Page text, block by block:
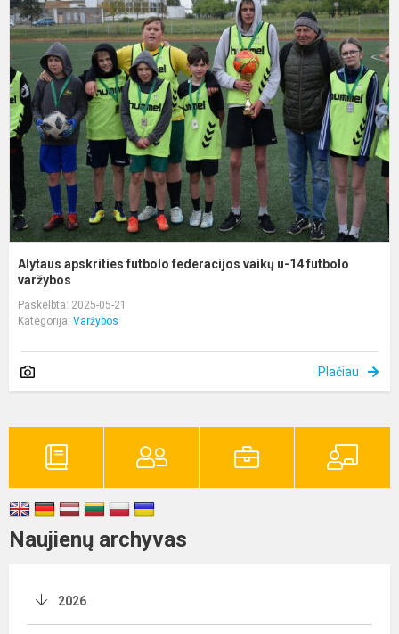
Alytaus apskrities futbolo federacijos vaikų u-14 futbolo
varžybos
Paskelbta: 2025-05-21
Kategorija: Varžybos
Plačiau
Naujienų archyvas
2026